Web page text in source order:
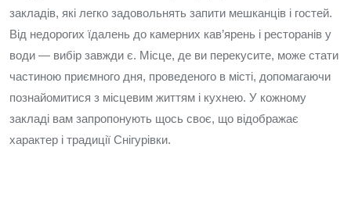
закладів, які легко задовольнять запити мешканців і гостей.
Від недорогих їдалень до камерних кав’ярень і ресторанів у
води — вибір завжди є. Місце, де ви перекусите, може стати
частиною приємного дня, проведеного в місті, допомагаючи
познайомитися з місцевим життям і кухнею. У кожному
закладі вам запропонують щось своє, що відображає
характер і традиції Снігурівки.